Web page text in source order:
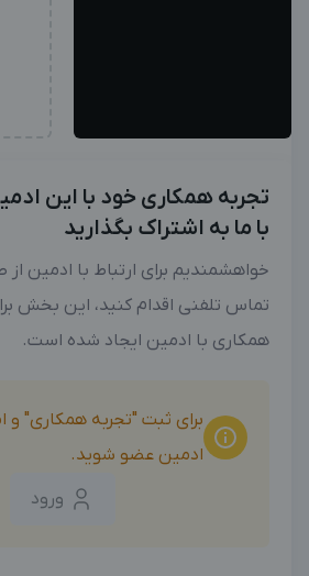
تجربه همکاری خود با این
با ما به اشتراک بگذارید
خواهشمندیم برای ارتباط با ادمین
تماس تلفنی اقدام کنید، این بخش
همکاری با ادمین ایجاد شده است.
برای ثبت "تجربه همکاری" و
ادمین عضو شوید.
ورود